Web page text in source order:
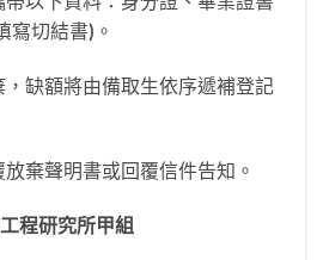
寫切結書)。
缺額將由備取生依序遞補登記
棄聲明書或回覆信件告知。
程研究所甲組